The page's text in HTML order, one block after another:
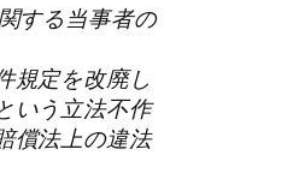
する当事者の
規定を改廃し
いう立法不作
償法上の違法